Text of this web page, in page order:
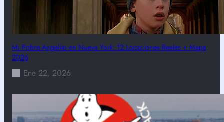
Mi Pobre Angelito en Nueva York: 12 Locaciones Reales + Mapa
2026
Ene 22, 2026